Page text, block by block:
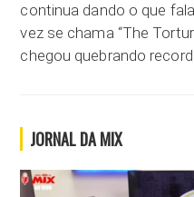
continua dando o que
vez se chama “The
chegou quebrando
JORNAL DA MIX